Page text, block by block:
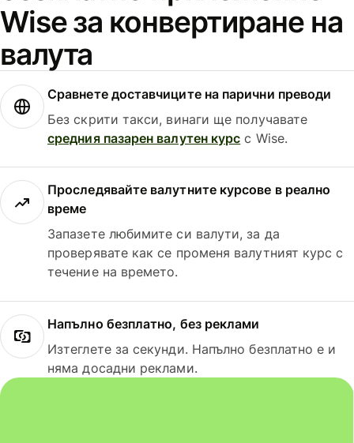
Wise за конвертиране на
валута
Сравнете доставчиците на парични преводи
Без скрити такси, винаги ще получавате
средния пазарен валутен курс с Wise.
Проследявайте валутните курсове в реално
време
Запазете любимите си валути, за да
проверявате как се променя валутният курс с
течение на времето.
Напълно безплатно, без реклами
Изтеглете за секунди. Напълно безплатно е и
няма досадни реклами.